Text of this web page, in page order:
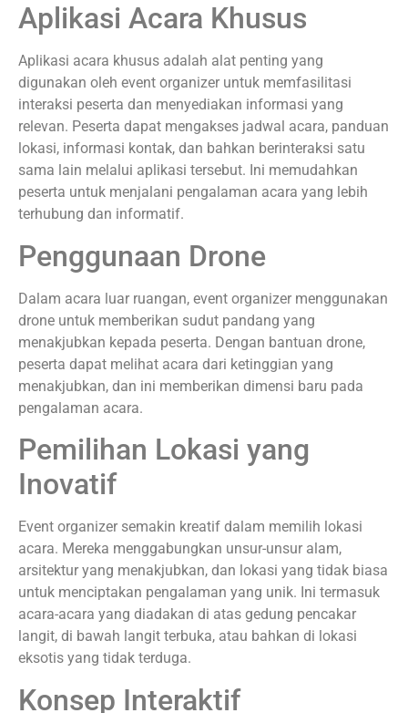
Aplikasi Acara Khusus
Aplikasi acara khusus adalah alat penting yang
digunakan oleh event organizer untuk memfasilitasi
interaksi peserta dan menyediakan informasi yang
relevan. Peserta dapat mengakses jadwal acara, panduan
lokasi, informasi kontak, dan bahkan berinteraksi satu
sama lain melalui aplikasi tersebut. Ini memudahkan
peserta untuk menjalani pengalaman acara yang lebih
terhubung dan informatif.
Penggunaan Drone
Dalam acara luar ruangan, event organizer menggunakan
drone untuk memberikan sudut pandang yang
menakjubkan kepada peserta. Dengan bantuan drone,
peserta dapat melihat acara dari ketinggian yang
menakjubkan, dan ini memberikan dimensi baru pada
pengalaman acara.
Pemilihan Lokasi yang
Inovatif
Event organizer semakin kreatif dalam memilih lokasi
acara. Mereka menggabungkan unsur-unsur alam,
arsitektur yang menakjubkan, dan lokasi yang tidak biasa
untuk menciptakan pengalaman yang unik. Ini termasuk
acara-acara yang diadakan di atas gedung pencakar
langit, di bawah langit terbuka, atau bahkan di lokasi
eksotis yang tidak terduga.
Konsep Interaktif